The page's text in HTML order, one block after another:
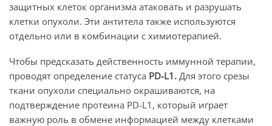
защитных клеток организма атаковать и разрушать
клетки опухоли. Эти антитела также используются
отдельно или в комбинации с химиотерапией.
Чтобы предсказать действенность иммунной терапии,
проводят определение статуса PD-L1. Для этого срезы
ткани опухоли специально окрашиваются, на
подтверждение протеина PD-L1, который играет
важную роль в обмене информацией между клетками